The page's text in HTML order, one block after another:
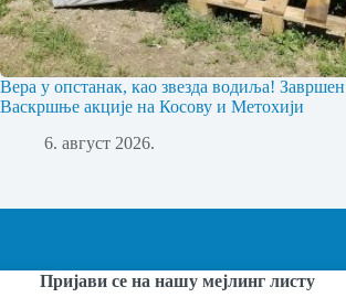
Вера у опстанак, као звезда водиља!
Васкршње акције на Косову и Метохији
6. август 2026.
Пријави се на нашу мејлинг листу